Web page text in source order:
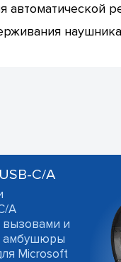
автоматической
наушника
C/A
A
вызовами и
амбушюры
Microsoft